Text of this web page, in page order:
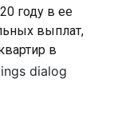
dialog
году в ее
выплат,
в